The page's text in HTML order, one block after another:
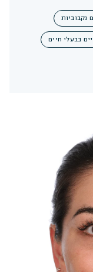
נקבוביות
בבעלי חיים